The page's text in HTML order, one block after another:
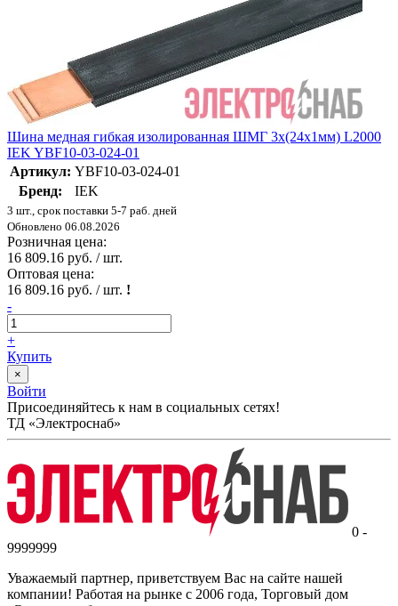
Шина медная гибкая изолированная ШМГ 3x(24x1мм) L2000
IEK YBF10-03-024-01
Артикул: YBF10-03-024-01
Бренд:
IEK
3 шт., срок поставки 5-7 раб. дней
Обновлено 06.08.2026
Розничная цена:
16 809.16 руб. / шт.
Оптовая цена:
16 809.16 руб. / шт. !
-
+
Купить
×
Войти
Присоединяйтесь к нам в социальных сетях!
ТД «Электроснаб»
0 -
9999999
Уважаемый партнер, приветствуем Вас на сайте нашей
компании! Работая на рынке с 2006 года, Торговый дом